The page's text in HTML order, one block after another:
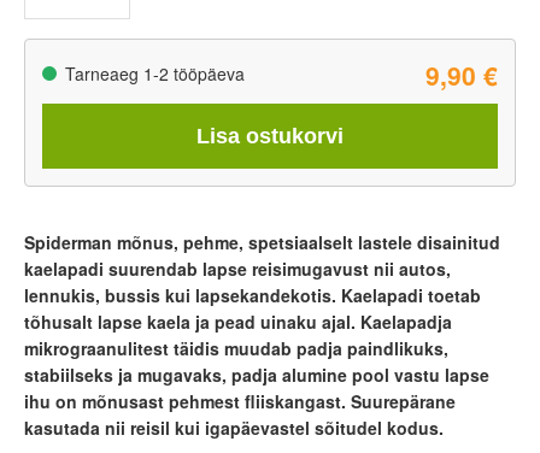
Tarneaeg 1-2 tööpäeva 9,90 €
Lisa ostukorvi
Spiderman mõnus, pehme, spetsiaalselt lastele disainitud
kaelapadi suurendab lapse reisimugavust nii autos,
lennukis, bussis kui lapsekandekotis. Kaelapadi toetab
tõhusalt lapse kaela ja pead uinaku ajal. Kaelapadja
mikrograanulitest täidis muudab padja paindlikuks,
stabiilseks ja mugavaks, padja alumine pool vastu lapse
ihu on mõnusast pehmest fliiskangast. Suurepärane
kasutada nii reisil kui igapäevastel sõitudel kodus.